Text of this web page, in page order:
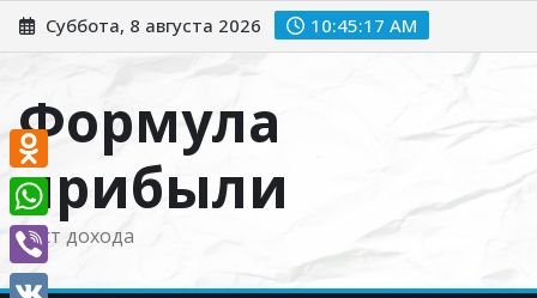
Перейти
к
Суббота, 8 августа 2026 10:45:18 AM
Формула
прибыли
Рост дохода
Odnoklassniki
WhatsApp
Viber